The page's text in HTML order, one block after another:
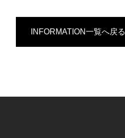
INFORMATION一覧へ戻る